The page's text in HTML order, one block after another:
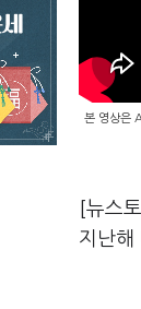
본 영상은
[뉴스
지난해